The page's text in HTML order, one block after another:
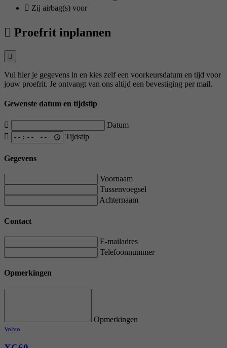
Zij airbag(s) voor
Proefrit inplannen
Vul hier je gegevens in en kies zelf een voorkeursdatum en tijd voor
jouw proefrit. Je ontvangt van ons altijd een bevestiging per mail.
Gewenste datum en tijdstip
Datum
Tijdstip
Gegevens
Voornaam
Tussenvoegsel
Achternaam
Contact
E-mailadres
Telefoonnummer
Opmerkingen
Opmerkingen
Volvo